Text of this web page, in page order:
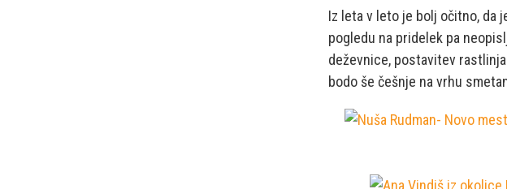
Iz leta v leto je bolj očitno, da
pogledu na pridelek pa
deževnice, postavitev
bodo še češnje na vrhu